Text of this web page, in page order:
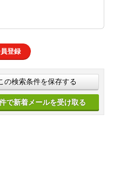
登録
の検索条件を保存する
で新着メールを受け取る